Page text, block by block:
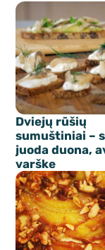
Dviejų rūšių
sumuštiniai –
juoda duona,
varške